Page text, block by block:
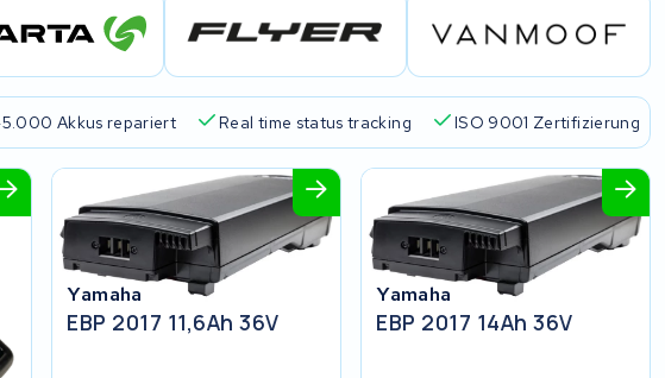
Akkus repariert Real time status tracking ISO 9001 Zertifizierung
Yamaha
EBP 2017 11,6Ah 36V
Yamaha
EBP 2017 14Ah 36V